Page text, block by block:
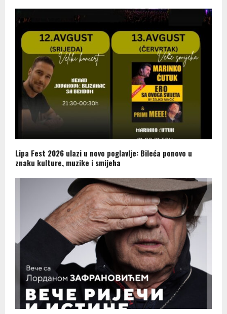
Lipa Fest 2026 ulazi u novo poglavlje: Bileća ponovo u
znaku kulture, muzike i smijeha